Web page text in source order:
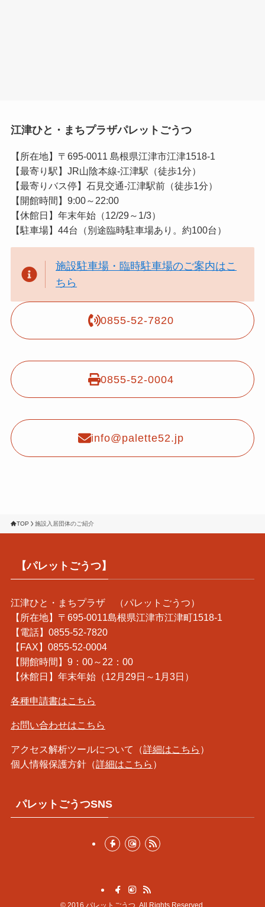
江津ひと・まちプラザパレットごうつ
【所在地】〒695-0011 島根県江津市江津1518-1
【最寄り駅】JR山陰本線-江津駅（徒歩1分）
【最寄りバス停】石見交通-江津駅前（徒歩1分）
【開館時間】9:00～22:00
【休館日】年末年始（12/29～1/3）
【駐車場】44台（別途臨時駐車場あり。約100台）
施設駐車場・臨時駐車場のご案内はこ
ちら
0855-52-7820
0855-52-0004
info@palette52.jp
TOP 施設入居団体のご紹介
【パレットごうつ】
江津ひと・まちプラザ （パレットごうつ）
【所在地】〒695-0011島根県江津市江津町1518-1
【電話】0855-52-7820
【FAX】0855-52-0004
【開館時間】9：00～22：00
【休館日】年末年始（12月29日～1月3日）
各種申請書はこちら
お問い合わせはこちら
アクセス解析ツールについて（詳細はこちら ）
個人情報保護方針（詳細はこちら ）
パレットごうつSNS
© 2016 パレットごうつ. All Rights Reserved.